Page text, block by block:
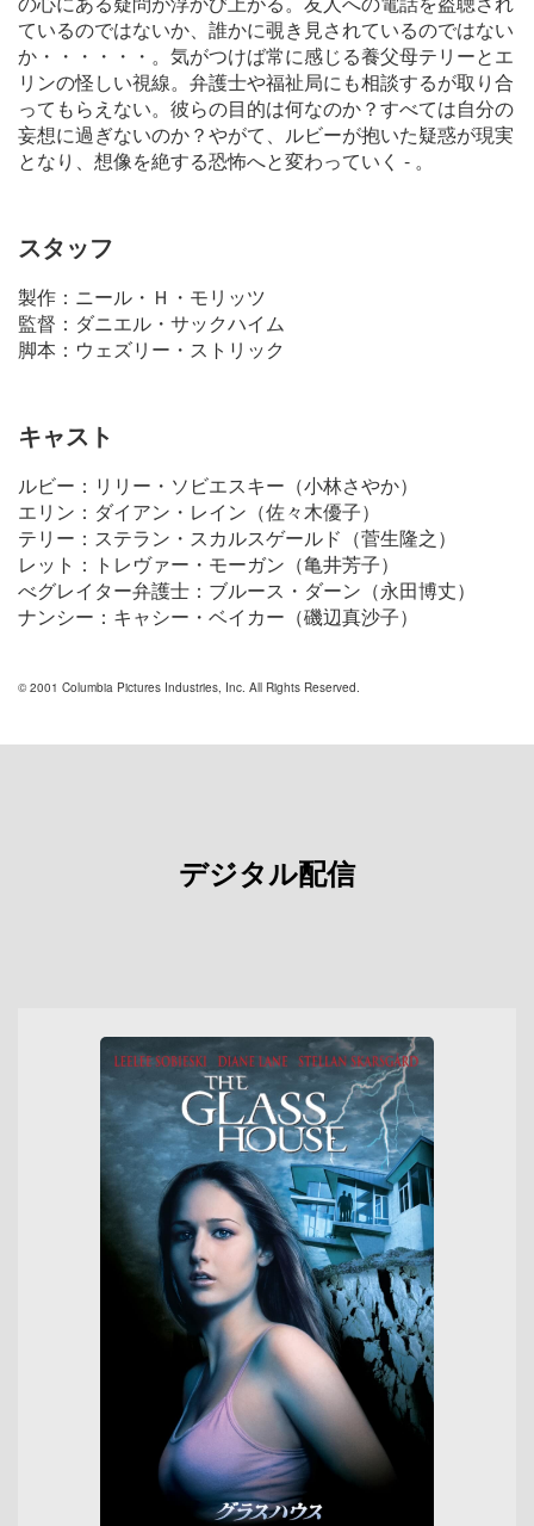
ているのではないか、誰かに覗き見されているのではない
か・・・・・・。気がつけば常に感じる養父母テリーとエ
リンの怪しい視線。弁護士や福祉局にも相談するが取り合
ってもらえない。彼らの目的は何なのか？すべては自分の
妄想に過ぎないのか？やがて、ルビーが抱いた疑惑が現実
となり、想像を絶する恐怖へと変わっていく - 。
スタッフ
製作：ニール・Ｈ・モリッツ
監督：ダニエル・サックハイム
脚本：ウェズリー・ストリック
キャスト
ルビー：リリー・ソビエスキー（小林さやか）
エリン：ダイアン・レイン（佐々木優子）
テリー：ステラン・スカルスゲールド（菅生隆之）
レット：トレヴァー・モーガン（亀井芳子）
べグレイター弁護士：ブルース・ダーン（永田博丈）
ナンシー：キャシー・ベイカー（磯辺真沙子）
© 2001 Columbia Pictures Industries, Inc. All Rights Reserved.
デジタル配信